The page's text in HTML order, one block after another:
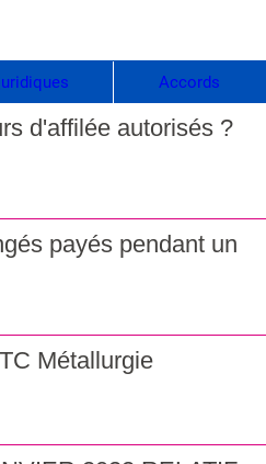
Accords
d'affilée autorisés ?
payés pendant un
Métallurgie